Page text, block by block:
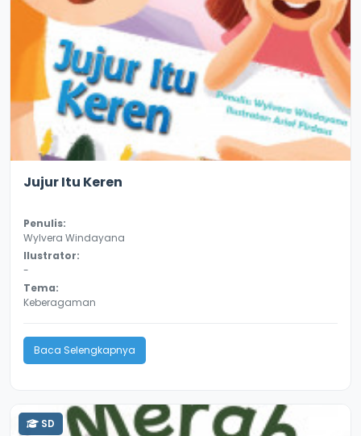
Jujur Itu Keren
Penulis:
Wylvera Windayana
Ilustrator:
-
Tema:
Keberagaman
Baca Selengkapnya
SD